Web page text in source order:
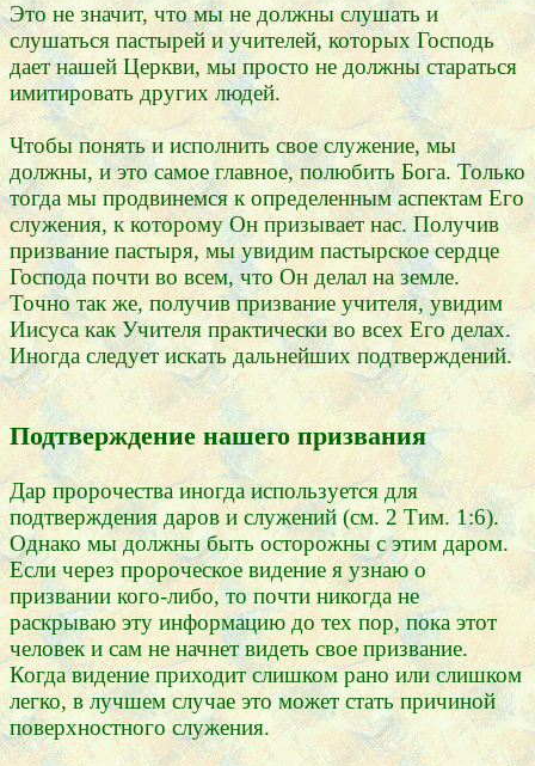
Это не значит, что мы не должны слушать и
слушаться пастырей и учителей, которых Господь
дает нашей Церкви, мы просто не должны стараться
имитировать других людей.
Чтобы понять и исполнить свое служение, мы
должны, и это самое главное, полюбить Бога. Только
тогда мы продвинемся к определенным аспектам Его
служения, к которому Он призывает нас. Получив
призвание пастыря, мы увидим пастырское сердце
Господа почти во всем, что Он делал на земле.
Точно так же, получив призвание учителя, увидим
Иисуса как Учителя практически во всех Его делах.
Иногда следует искать дальнейших подтверждений.
Подтверждение нашего призвания
Дар пророчества иногда используется для
подтверждения даров и служений (см. 2 Тим. 1:6).
Однако мы должны быть осторожны с этим даром.
Если через пророческое видение я узнаю о
призвании кого-либо, то почти никогда не
раскрываю эту информацию до тех пор, пока этот
человек и сам не начнет видеть свое призвание.
Когда видение приходит слишком рано или слишком
легко, в лучшем случае это может стать причиной
поверхностного служения.